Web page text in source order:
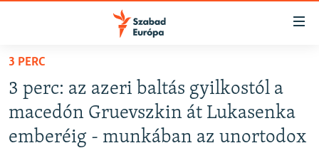
Akadálymentes
Ugrás
fő
oldalra
AKTUÁLIS
PODCASTOK
3 PERC
3 perc: az azeri baltás gyilkostól a
macedón Gruevszkin át Lukasenka
emberéig - munkában az unortodox